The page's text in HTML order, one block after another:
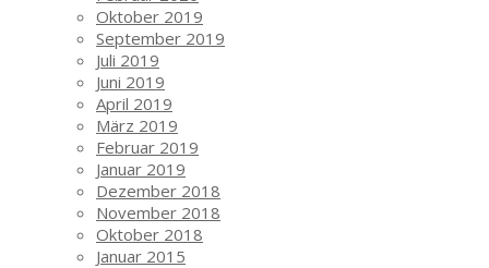
Oktober 2019
September 2019
Juli 2019
Juni 2019
April 2019
März 2019
Februar 2019
Januar 2019
Dezember 2018
November 2018
Oktober 2018
Januar 2015